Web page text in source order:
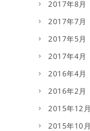
2017年8月
2017年7月
2017年5月
2017年4月
2016年4月
2016年2月
2015年12月
2015年10月